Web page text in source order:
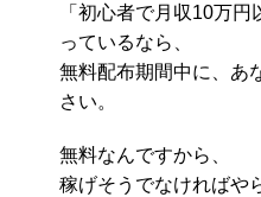
「初心者で月収10万
っているなら、
無料配布期間中に、あ
さい。
無料なんですから、
稼げそうでなければや